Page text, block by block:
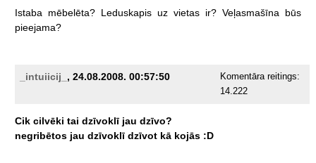
Istaba mēbelēta? Leduskapis uz vietas ir? Veļasmašīna
būs
pieejama?
_intuiicij_ , 24.08.2008. 00:57:50
Komentāra reitings:
14.222
Cik cilvēki tai dzīvoklī jau dzīvo?
negribētos jau dzīvoklī dzīvot kā kojās :D